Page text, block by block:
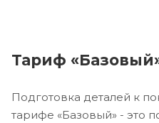
Тариф
Подготовка деталей к
тарифе «Базовый» - это